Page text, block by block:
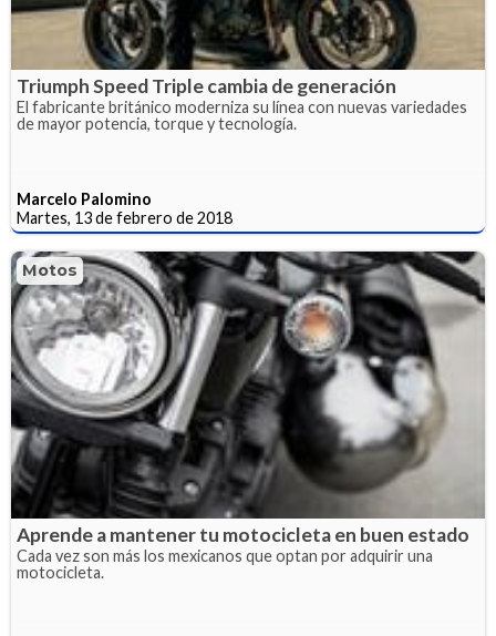
Triumph Speed Triple cambia de generación
El fabricante británico moderniza su línea con nuevas variedades
de mayor potencia, torque y tecnología.
Marcelo Palomino
Martes, 13 de febrero de 2018
Motos
Aprende a mantener tu motocicleta en buen estado
Cada vez son más los mexicanos que optan por adquirir una
motocicleta.